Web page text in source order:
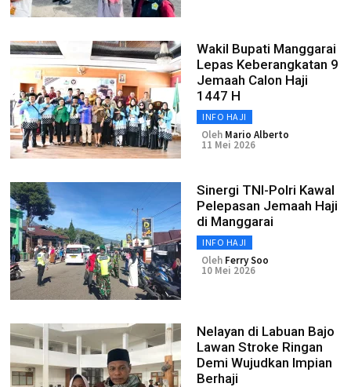
Wakil Bupati Manggarai
Lepas Keberangkatan 9
Jemaah Calon Haji
1447 H
INFO HAJI
Oleh Mario Alberto
11 Mei 2026
Sinergi TNI-Polri Kawal
Pelepasan Jemaah Haji
di Manggarai
INFO HAJI
Oleh Ferry Soo
10 Mei 2026
Nelayan di Labuan Bajo
Lawan Stroke Ringan
Demi Wujudkan Impian
Berhaji